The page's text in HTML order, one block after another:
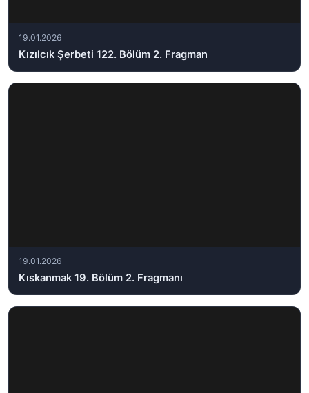
19.01.2026
Kızılcık Şerbeti 122. Bölüm 2. Fragman
19.01.2026
Kıskanmak 19. Bölüm 2. Fragmanı